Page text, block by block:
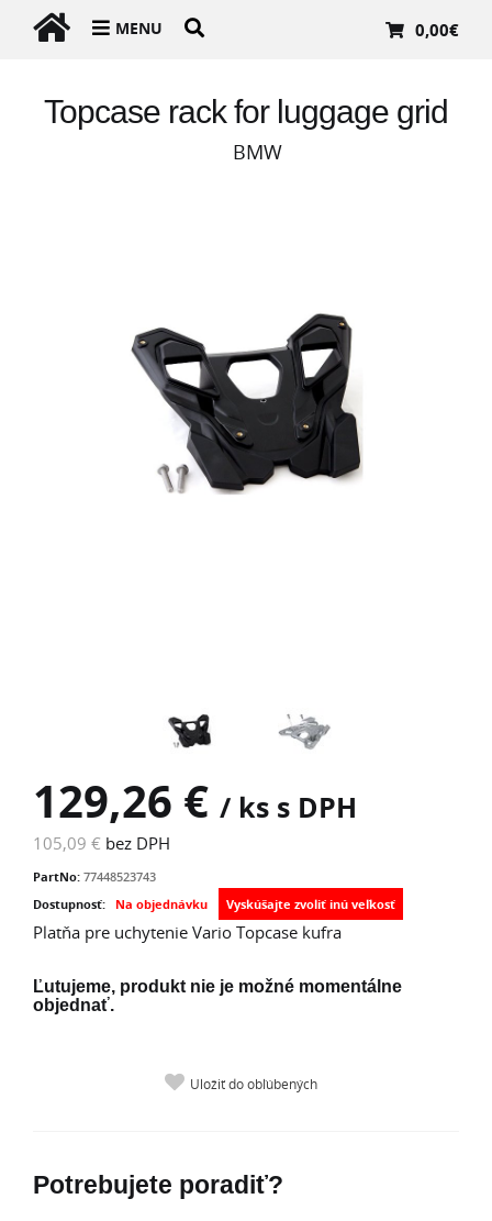
MENU 0,00€
Topcase rack for luggage grid
BMW
129,26 € / ks s DPH
105,09 € bez DPH
PartNo: 77448523743
Dostupnosť:
Na objednávku
Platňa pre uchytenie Vario Topcase kufra
Ľutujeme, produkt nie je možné momentálne
objednať.
Uložiť do obľúbených
Potrebujete poradiť?